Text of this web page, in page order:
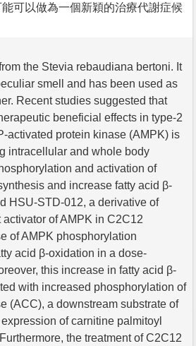
可以做為一個新穎的治療代謝症候
the Stevia rebaudiana bertoni. It
smell and has been used as
Recent studies suggested that
beneficial effects in type-2
activated protein kinase (AMPK) is
intracellular and whole body
and activation of
and increase fatty acid β-
HSU-STD-012, a derivative of
of AMPK in C2C12
of AMPK phosphorylation
acid β-oxidation in a dose-
this increase in fatty acid β-
with increased phosphorylation of
(ACC), a downstream substrate of
of carnitine palmitoyl
the treatment of C2C12